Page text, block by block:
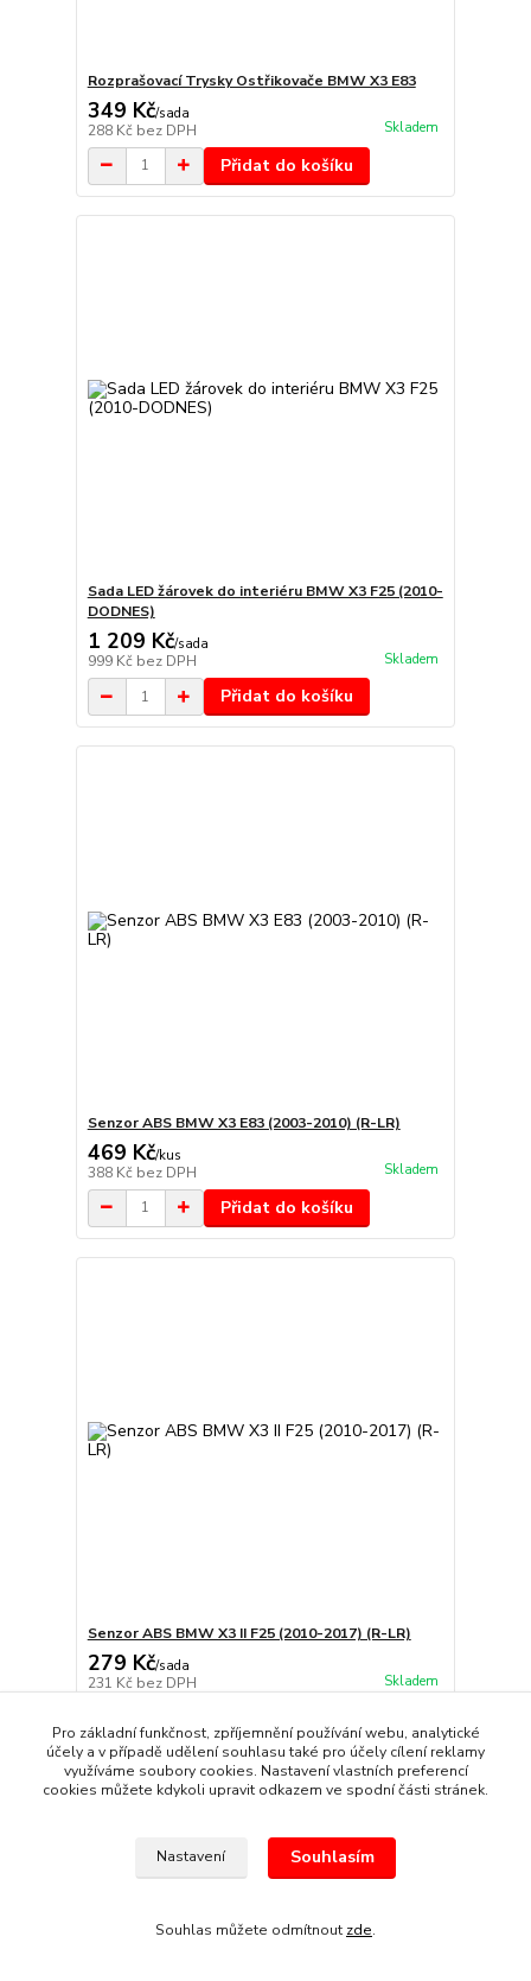
Rozprašovací Trysky Ostřikovače BMW X3 E83
349 Kč/sada
288 Kč bez DPH Skladem
Přidat do košíku
Sada LED žárovek do interiéru BMW X3 F25 (2010-
DODNES)
1 209 Kč/sada
999 Kč bez DPH Skladem
Přidat do košíku
Senzor ABS BMW X3 E83 (2003-2010) (R-LR)
469 Kč/kus
388 Kč bez DPH Skladem
Přidat do košíku
Senzor ABS BMW X3 II F25 (2010-2017) (R-LR)
279 Kč/sada
231 Kč bez DPH Skladem
Pro základní funkčnost, zpříjemnění používání webu, analytické
účely a v případě udělení souhlasu také pro účely cílení reklamy
využíváme soubory cookies. Nastavení vlastních preferencí
cookies můžete kdykoli upravit odkazem ve spodní části stránek.
Nastavení Souhlasím
Souhlas můžete odmítnout zde.